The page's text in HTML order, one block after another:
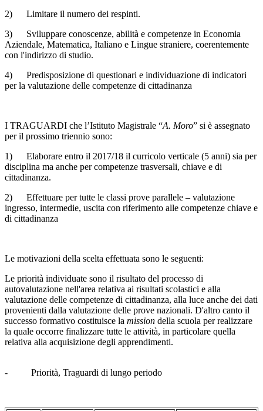
2) Limitare il numero dei respinti.
3) Sviluppare conoscenze, abilità e competenze in Economia
Aziendale, Matematica, Italiano e Lingue straniere, coerentemente
con l'indirizzo di studio.
4) Predisposizione di questionari e individuazione di indicatori
per la valutazione delle competenze di cittadinanza
I TRAGUARDI che l’Istituto Magistrale “A. Moro” si è assegnato
per il prossimo triennio sono:
1) Elaborare entro il 2017/18 il curricolo verticale (5 anni) sia per
disciplina ma anche per competenze trasversali, chiave e di
cittadinanza.
2) Effettuare per tutte le classi prove parallele – valutazione
ingresso, intermedie, uscita con riferimento alle competenze chiave e
di cittadinanza
Le motivazioni della scelta effettuata sono le seguenti:
Le priorità individuate sono il risultato del processo di
autovalutazione nell'area relativa ai risultati scolastici e alla
valutazione delle competenze di cittadinanza, alla luce anche dei dati
provenienti dalla valutazione delle prove nazionali. D'altro canto il
successo formativo costituisce la mission della scuola per realizzare
la quale occorre finalizzare tutte le attività, in particolare quella
relativa alla acquisizione degli apprendimenti.
- Priorità, Traguardi di lungo periodo